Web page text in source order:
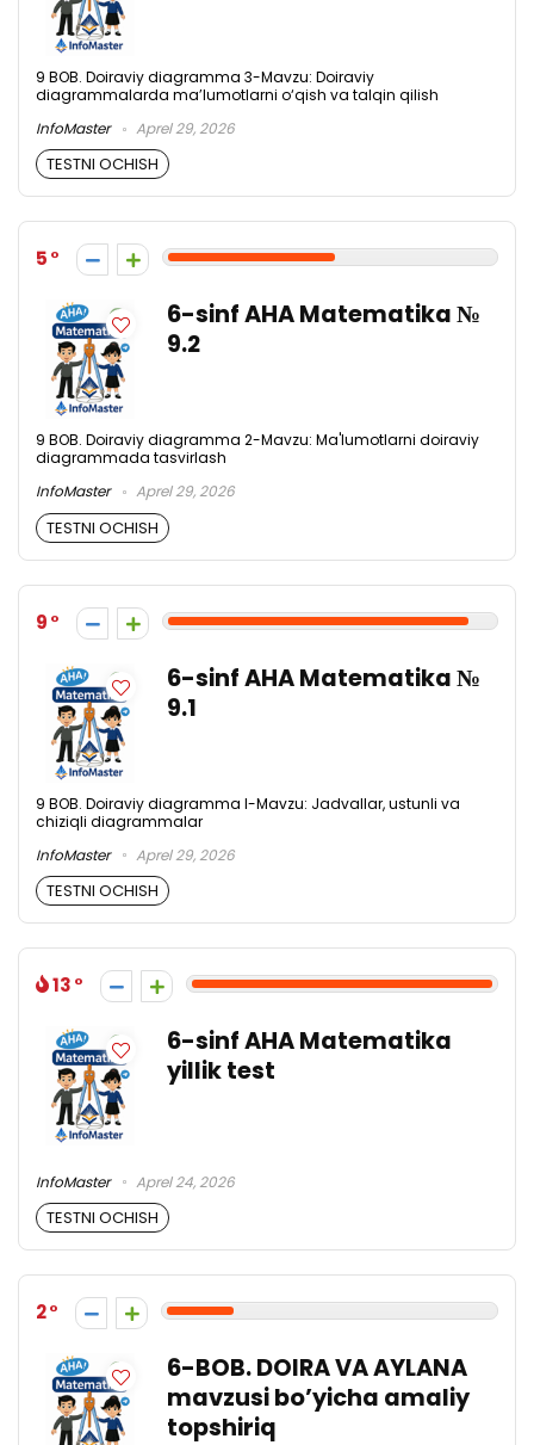
9 BOB. Doiraviy diagramma 3-Mavzu: Doiraviy
diagrammalarda ma’lumotlarni o‘qish va talqin qilish
InfoMaster
Aprel 29, 2026
TESTNI OCHISH
5
6-sinf AHA Matematika №
9.2
9 BOB. Doiraviy diagramma 2-Mavzu: Ma'lumotlarni doiraviy
diagrammada tasvirlash
InfoMaster
Aprel 29, 2026
TESTNI OCHISH
9
6-sinf AHA Matematika №
9.1
9 BOB. Doiraviy diagramma l-Mavzu: Jadvallar, ustunli va
chiziqli diagrammalar
InfoMaster
Aprel 29, 2026
TESTNI OCHISH
13
6-sinf AHA Matematika
yillik test
InfoMaster Aprel 24, 2026
TESTNI OCHISH
2
6-BOB. DOIRA VA AYLANA
mavzusi bo’yicha amaliy
topshiriq